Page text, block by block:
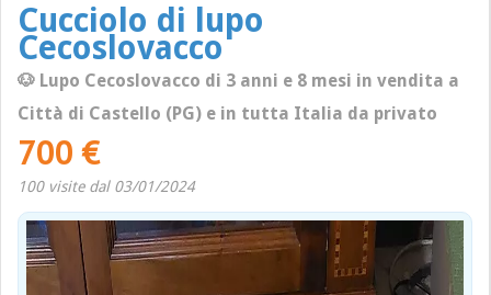
Cucciolo di lupo
Cecoslovacco
🐶 Lupo Cecoslovacco di 3 anni e 8 mesi in vendita a
Città di Castello (PG) e in tutta Italia da privato
700 €
100 visite dal 03/01/2024